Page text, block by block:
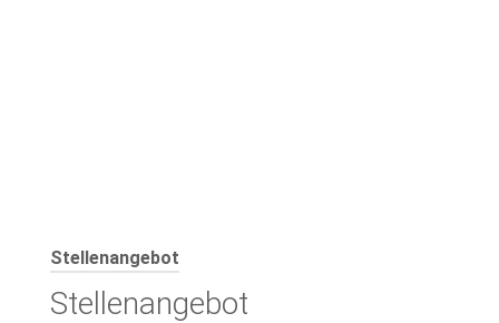
Stellenangebot
Stellenangebot